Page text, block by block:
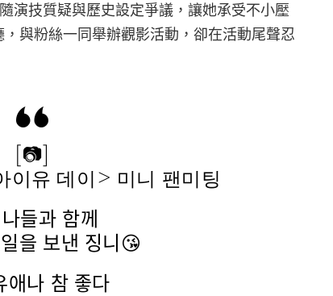
演技質疑與歷史設定爭議，讓她承受不小壓
與粉絲一同舉辦觀影活動，卻在活動尾聲忍
[📷]
유 데이> 미니 팬미팅
들과 함께
을 보낸 징니😘
애나 참 좋다